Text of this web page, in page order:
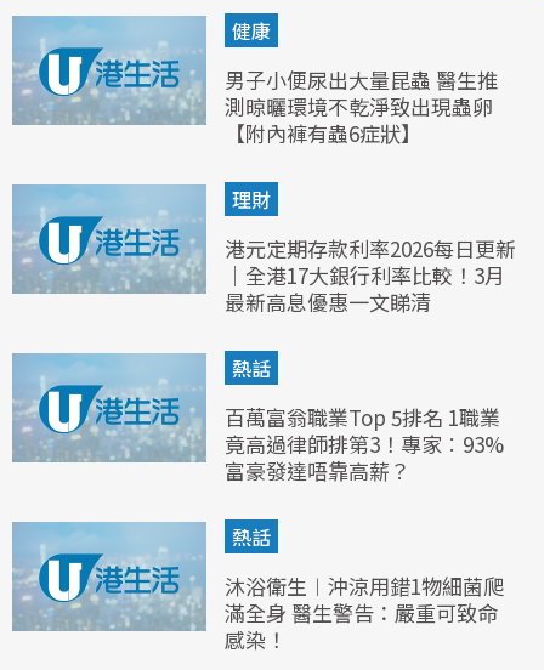
健康
男子小便尿出大量昆蟲 醫生推
測晾曬環境不乾淨致出現蟲卵
【附內褲有蟲6症狀】
理財
港元定期存款利率2026每日更新
｜全港17大銀行利率比較！3月
最新高息優惠一文睇清
熱話
百萬富翁職業Top 5排名 1職業
竟高過律師排第3！專家︰93%
富豪發達唔靠高薪？
熱話
沐浴衛生︱沖涼用錯1物細菌爬
滿全身 醫生警告：嚴重可致命
感染！